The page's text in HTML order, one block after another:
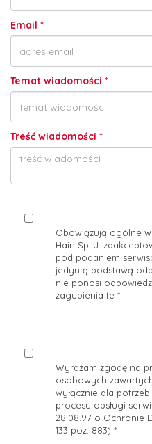
Email *
Temat wiadomości *
Treść wiadomości *
Obowiązują ogólne
Hain Sp. J.
pod podaniem
jedyn ą podstawą
nie ponosi
zagubienia te *
Wyrażam zgodę na
osobowych
wyłącznie dla
procesu obsługi
28.08.97 o Ochronie
133 poz. 883) *